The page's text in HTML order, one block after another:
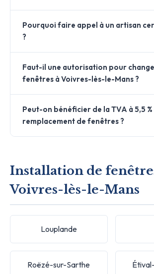
Pourquoi faire appel à un artisan
?
Faut-il une autorisation pour
fenêtres à Voivres-lès-le-Mans ?
Peut-on bénéficier de la TVA à 5,5
remplacement de fenêtres ?
Installation de
Voivres-lès-le-Mans
Louplande
Roëzé-sur-Sarthe